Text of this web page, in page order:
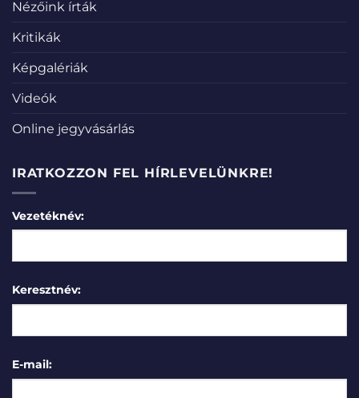
Nézőink írták
Kritikák
Képgalériák
Videók
Online jegyvásárlás
IRATKOZZON FEL HÍRLEVELÜNKRE!
Vezetéknév:
Keresztnév:
E-mail: